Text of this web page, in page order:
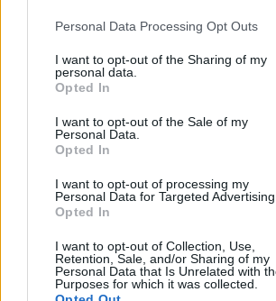
Personal Data Processing Opt Outs
I want to opt-out of the Sharing of my
personal data.
Opted In
I want to opt-out of the Sale of my
Personal Data.
Opted In
I want to opt-out of processing my
Personal Data for Targeted Advertising.
Opted In
I want to opt-out of Collection, Use,
Retention, Sale, and/or Sharing of my
Personal Data that Is Unrelated with
Purposes for which it was collected.
Vaizdai iš tragiškos avarijos Vilniaus r.:
vaiko gyvybių išgelbėti nepavyko
Žinios | Lietuvos diena
Nufilmavo, kaip patvino Vilniaus
vaizdas pribloškia